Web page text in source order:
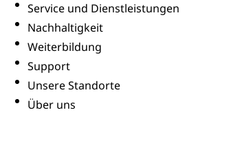
Service und Dienstleistungen
Nachhaltigkeit
Weiterbildung
Support
Unsere Standorte
Über uns